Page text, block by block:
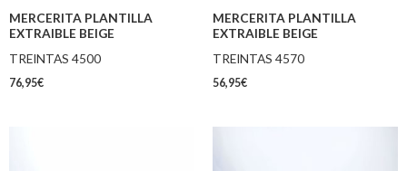
MERCERITA PLANTILLA
EXTRAIBLE BEIGE
TREINTAS 4500
76,95€
MERCERITA PLANTILLA
EXTRAIBLE BEIGE
TREINTAS 4570
56,95€